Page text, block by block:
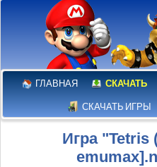
ГЛАВНАЯ СКАЧАТЬ
СКАЧАТЬ ИГРЫ
Игра "Tetris